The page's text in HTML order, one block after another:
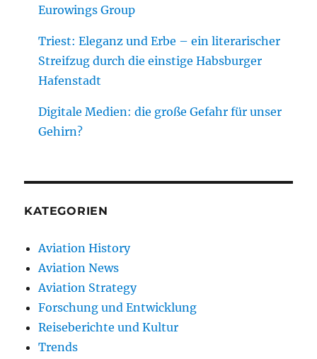
Eurowings Group
Triest: Eleganz und Erbe – ein literarischer
Streifzug durch die einstige Habsburger
Hafenstadt
Digitale Medien: die große Gefahr für unser
Gehirn?
KATEGORIEN
Aviation History
Aviation News
Aviation Strategy
Forschung und Entwicklung
Reiseberichte und Kultur
Trends